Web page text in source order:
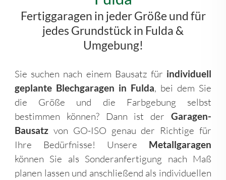
Fertiggaragen in jeder Größe und für
jedes Grundstück in Fulda &
Umgebung!
Sie suchen nach einem Bausatz für individuell
geplante Blechgaragen in Fulda, bei dem Sie
die Größe und die Farbgebung selbst
bestimmen können? Dann ist derGaragen-
Bausatzvon GO-ISO genau der Richtige für
Ihre Bedürfnisse! Unsere Metallgaragen
können Sie als Sonderanfertigung nach Maß
planen lassen und anschließend als individuellen